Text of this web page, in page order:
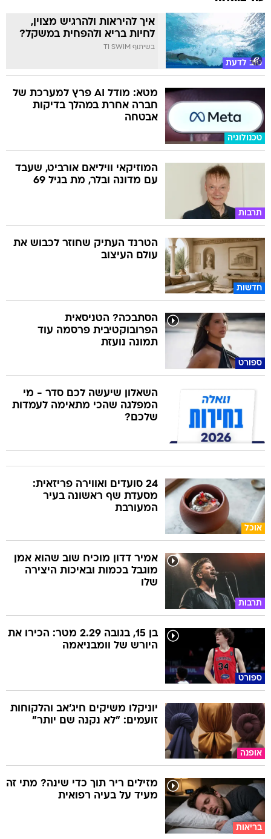
טוב לדעת
איך להיראות ולהרגיש מצוין,
לחיות בריא ולהפחית במשקל?
בשיתוף TI SWIM
טכנולוגיה
מטא: מודל AI פרץ למערכת של
חברה אחרת במהלך בדיקות
אבטחה
תרבות
המוזיקאי וויליאם אורביט, שעבד
עם מדונה ובלר, מת בגיל 69
חדשות
הטרנד העתיק שחוזר לכבוש את
עולם העיצוב
ספורט
הסתבכה? הטניסאית
הפרובוקטיבית פרסמה עוד
תמונה נועזת
השאלון שיעשה לכם סדר - מי
המפלגה שהכי מתאימה לעמדות
שלכם?
אוכל
24 סועדים ואווירה פריזאית:
מסעדת שף ראשונה בעיר
המעורבת
תרבות
אמיר דדון מוכיח שוב שהוא אמן
מוגבל בכמות ובאיכות היצירה
שלו
ספורט
בן 15, בגובה 2.29 מטר: הכירו את
היורש של וומבניאמה
אופנה
יוניקלו משיקים חיג'אב והלקוחות
זועמים: "לא נקנה שם יותר"
בריאות
מזילים ריר תוך כדי שינה? מתי זה
מעיד על בעיה רפואית